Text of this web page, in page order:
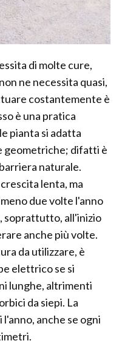
di molte cure,
ne necessita quasi,
costantemente è
è una pratica
pianta si adatta
geometriche; difatti è
naturale.
lenta, ma
due volte l'anno
soprattutto, all'inizio
anche più volte.
da utilizzare, è
elettrico se si
lunghe, altrimenti
da siepi. La
anche se ogni